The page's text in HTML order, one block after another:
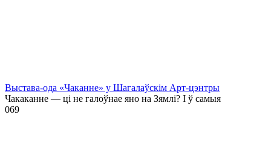
Выстава-ода «Чаканне» у Шагалаўскім Арт-цэнтры
Чакаканне — ці не галоўнае яно на Зямлі? І ў самыя
069